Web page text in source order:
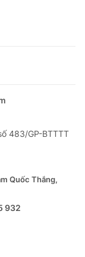
483/GP-BTTTT
Quốc Thắng,
932